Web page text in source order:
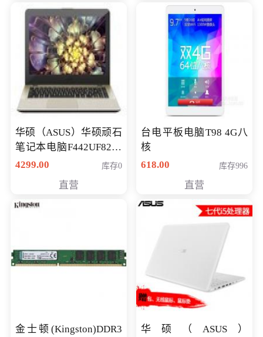
华硕（ASUS）华硕顽石
笔记本电脑F442UF8250
八代独显轻薄办公商务
4299.00 库存0
直营
台电平板电脑T98 4G八
核
618.00
库存996
直营
金士顿(Kingston)DDR3
华硕（ASUS）